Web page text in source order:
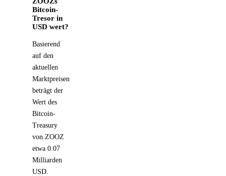
Bitcoin-
Tresor in
USD wert?
Basierend
auf den
aktuellen
Marktpreisen
beträgt der
Wert des
Bitcoin-
Treasury
von ZOOZ
etwa 0.07
Milliarden
USD.